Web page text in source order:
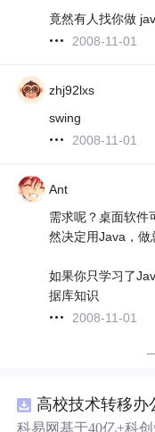
竟然有人找你做
2008-11-01
zhj92lxs
swing
2008-11-01
Ant
需求呢？桌面软件
然决定用Java，做
如果你只学习了
据库知识
2008-11-01
科易网基于40亿+科